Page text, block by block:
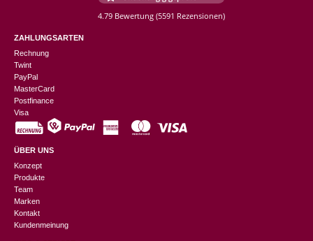
4.79 Bewertung (5591 Rezensionen)
ZAHLUNGSARTEN
Rechnung
Twint
PayPal
MasterCard
Postfinance
Visa
ÜBER UNS
Konzept
Produkte
Team
Marken
Kontakt
Kundenmeinung